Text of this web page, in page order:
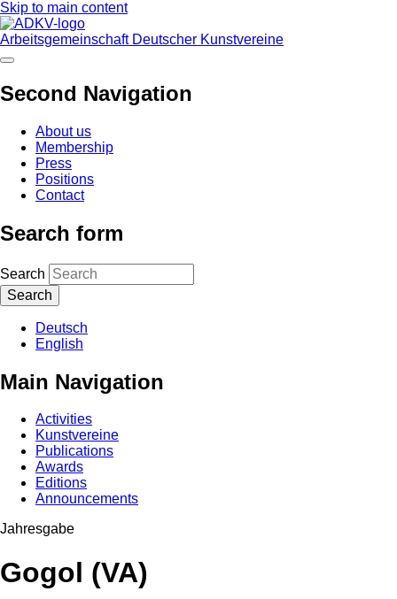
Skip to main content
Arbeitsgemeinschaft Deutscher Kunstvereine
Second Navigation
About us
Membership
Press
Positions
Contact
Search form
Search
Deutsch
English
Main Navigation
Activities
Kunstvereine
Publications
Awards
Editions
Announcements
Jahresgabe
Gogol (VA)